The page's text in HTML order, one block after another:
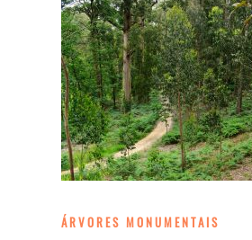
ÁRVORES MONUMENTAIS